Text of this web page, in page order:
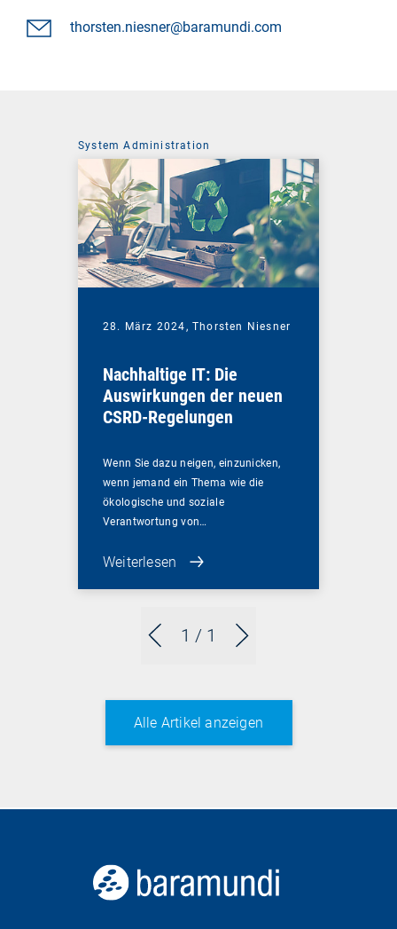
thorsten.niesner@baramundi.com
1 / 1
System Administration
28. März 2024, Thorsten Niesner
Nachhaltige IT: Die
Auswirkungen der neuen
CSRD-Regelungen
Wenn Sie dazu neigen, einzunicken,
wenn jemand ein Thema wie die
ökologische und soziale
Verantwortung von…
Weiterlesen
Alle Artikel anzeigen